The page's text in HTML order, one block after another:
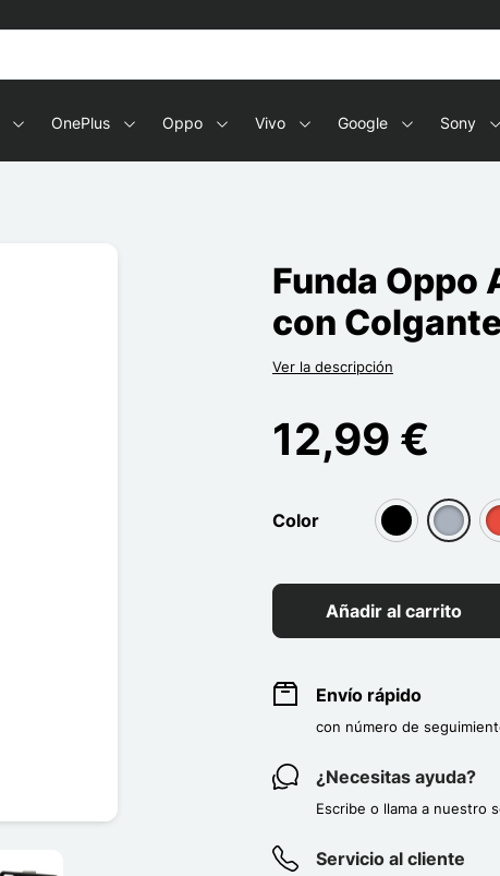
OnePlus Oppo Vivo Google Sony
Funda Oppo
con
Ver la descripción
12,99 €
Color
group[3]
Añadir al carrito
Envío rápido
con número de
¿Necesitas ayuda?
Escribe o llama a nuestro
Servicio al cliente